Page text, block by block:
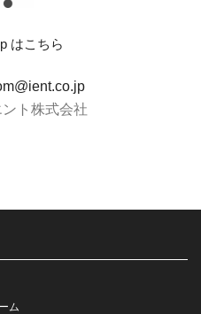
はこちら
ト株式会社
ム